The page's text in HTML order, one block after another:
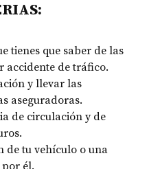
tienes que saber de las
accidente de tráfico.
y llevar las
aseguradoras.
de circulación y de
de tu vehículo o una
él.